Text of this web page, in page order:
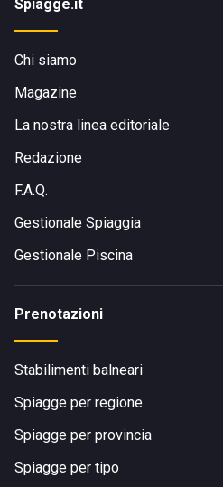
Spiagge.it
Chi siamo
Magazine
La nostra linea editoriale
Redazione
F.A.Q.
Gestionale Spiaggia
Gestionale Piscina
Prenotazioni
Stabilimenti balneari
Spiagge per regione
Spiagge per provincia
Spiagge per tipo